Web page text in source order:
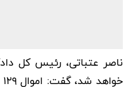
ناصر عتباتی، رئیس کل